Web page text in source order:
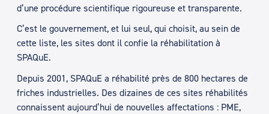
d’une procédure scientifique rigoureuse et transparente.
C’est le gouvernement, et lui seul, qui choisit, au sein de
cette liste, les sites dont il confie la réhabilitation à
SPAQuE.
Depuis 2001, SPAQuE a réhabilité près de 800 hectares de
friches industrielles. Des dizaines de ces sites réhabilités
connaissent aujourd’hui de nouvelles affectations : PME,